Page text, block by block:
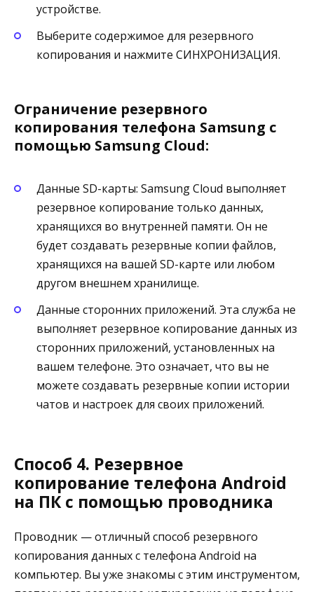
устройстве.
Выберите содержимое для резервного
копирования и нажмите СИНХРОНИЗАЦИЯ.
Ограничение резервного
копирования телефона Samsung с
помощью Samsung Cloud:
Данные SD-карты: Samsung Cloud выполняет
резервное копирование только данных,
хранящихся во внутренней памяти. Он не
будет создавать резервные копии файлов,
хранящихся на вашей SD-карте или любом
другом внешнем хранилище.
Данные сторонних приложений. Эта служба не
выполняет резервное копирование данных из
сторонних приложений, установленных на
вашем телефоне. Это означает, что вы не
можете создавать резервные копии истории
чатов и настроек для своих приложений.
Способ 4. Резервное
копирование телефона Android
на ПК с помощью проводника
Проводник — отличный способ резервного
копирования данных с телефона Android на
компьютер. Вы уже знакомы с этим инструментом,